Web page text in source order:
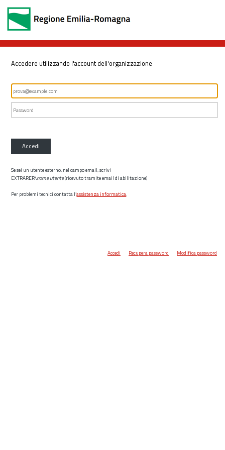
Accedere utilizzando l'account dell'organizzazione
Accedi
Se sei un utente esterno, nel campo email, scrivi
EXTRARER\nome utente(ricevuto tramite email di abilitazione)
Per problemi tecnici contatta l’assistenza informatica.
Accedi Recupera password Modifica password